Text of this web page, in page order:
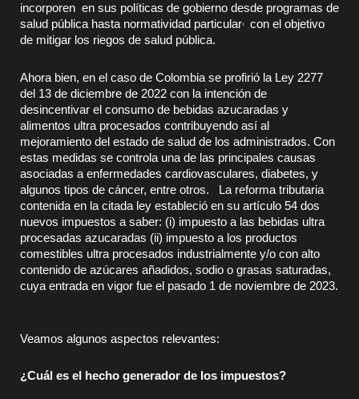
incorporen en sus políticas de gobierno desde programas de
salud pública hasta normatividad particular con el objetivo
de mitigar los riegos de salud pública.
Ahora bien, en el caso de Colombia se profirió la Ley 2277
del 13 de diciembre de 2022 con la intención de
desincentivar el consumo de bebidas azucaradas y
alimentos ultra procesados contribuyendo así al
mejoramiento del estado de salud de los administrados. Con
estas medidas se controla una de las principales causas
asociadas a enfermedades cardiovasculares, diabetes, y
algunos tipos de cáncer, entre otros. La reforma tributaria
contenida en la citada ley estableció en su artículo 54 dos
nuevos impuestos a saber: (i) impuesto a las bebidas ultra
procesadas azucaradas (ii) impuesto a los productos
comestibles ultra procesados industrialmente y/o con alto
contenido de azúcares añadidos, sodio o grasas saturadas,
cuya entrada en vigor fue el pasado 1 de noviembre de 2023.
Veamos algunos aspectos relevantes:
¿Cuál es el hecho generador de los impuestos?